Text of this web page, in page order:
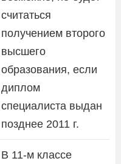
считаться
получением второго
высшего
образования, если
диплом
специалиста выдан
позднее 2011 г.
В 11-м классе